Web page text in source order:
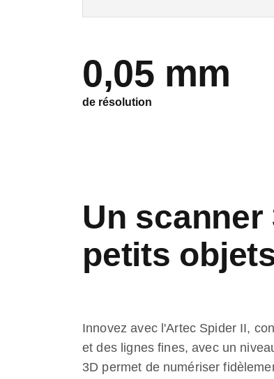
0,05 mm
de résolution
Un
petits
Innovez avec l'Artec Spider II,
et des lignes fines, avec un
3D permet de numériser